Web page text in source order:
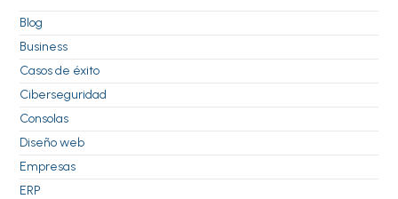
Blog
Business
Casos de éxito
Ciberseguridad
Consolas
Diseño web
Empresas
ERP